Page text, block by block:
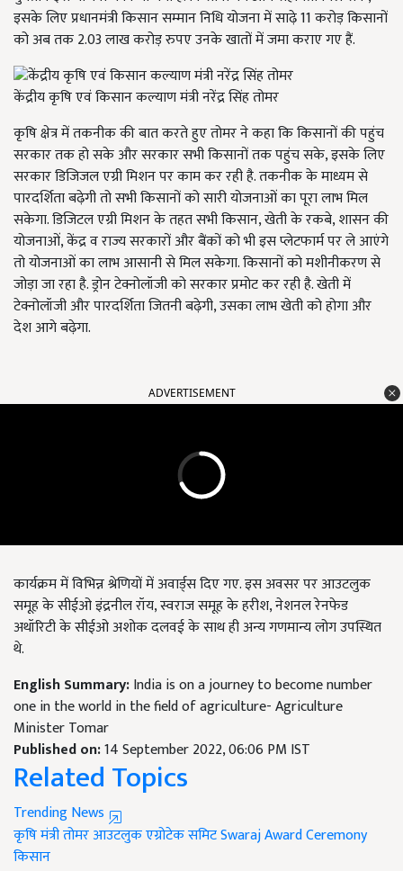
इसके लिए प्रधानमंत्री किसान सम्मान निधि योजना में साढ़े 11 करोड़ किसानों
को अब तक 2.03 लाख करोड़ रुपए उनके खातों में जमा कराए गए हैं.
केंद्रीय कृषि एवं किसान कल्याण मंत्री नरेंद्र सिंह तोमर
कृषि क्षेत्र में तकनीक की बात करते हुए तोमर ने कहा कि किसानों की पहुंच
सरकार तक हो सके और सरकार सभी किसानों तक पहुंच सके, इसके लिए
सरकार डिजिजल एग्री मिशन पर काम कर रही है. तकनीक के माध्यम से
पारदर्शिता बढ़ेगी तो सभी किसानों को सारी योजनाओं का पूरा लाभ मिल
सकेगा. डिजिटल एग्री मिशन के तहत सभी किसान, खेती के रकबे, शासन की
योजनाओं, केंद्र व राज्य सरकारों और बैंकों को भी इस प्लेटफार्म पर ले आएंगे
तो योजनाओं का लाभ आसानी से मिल सकेगा. किसानों को मशीनीकरण से
जोड़ा जा रहा है. ड्रोन टेक्नोलॉजी को सरकार प्रमोट कर रही है. खेती में
टेक्नोलॉजी और पारदर्शिता जितनी बढ़ेगी, उसका लाभ खेती को होगा और
देश आगे बढ़ेगा.
ADVERTISEMENT
कार्यक्रम में विभिन्न श्रेणियों में अवार्ड्स दिए गए. इस अवसर पर आउटलुक
समूह के सीईओ इंद्रनील रॉय, स्वराज समूह के हरीश, नेशनल रेनफेड
अथॉरिटी के सीईओ अशोक दलवई के साथ ही अन्य गणमान्य लोग उपस्थित
थे.
English Summary:India is on a journey to become number
one in the world in the field of agriculture- Agriculture
Minister Tomar
Published on:14 September 2022, 06:06 PM IST
Related Topics
Trending News
कृषि मंत्री तोमरआउटलुक एग्रोटेक समिटSwaraj Award Ceremony
किसान